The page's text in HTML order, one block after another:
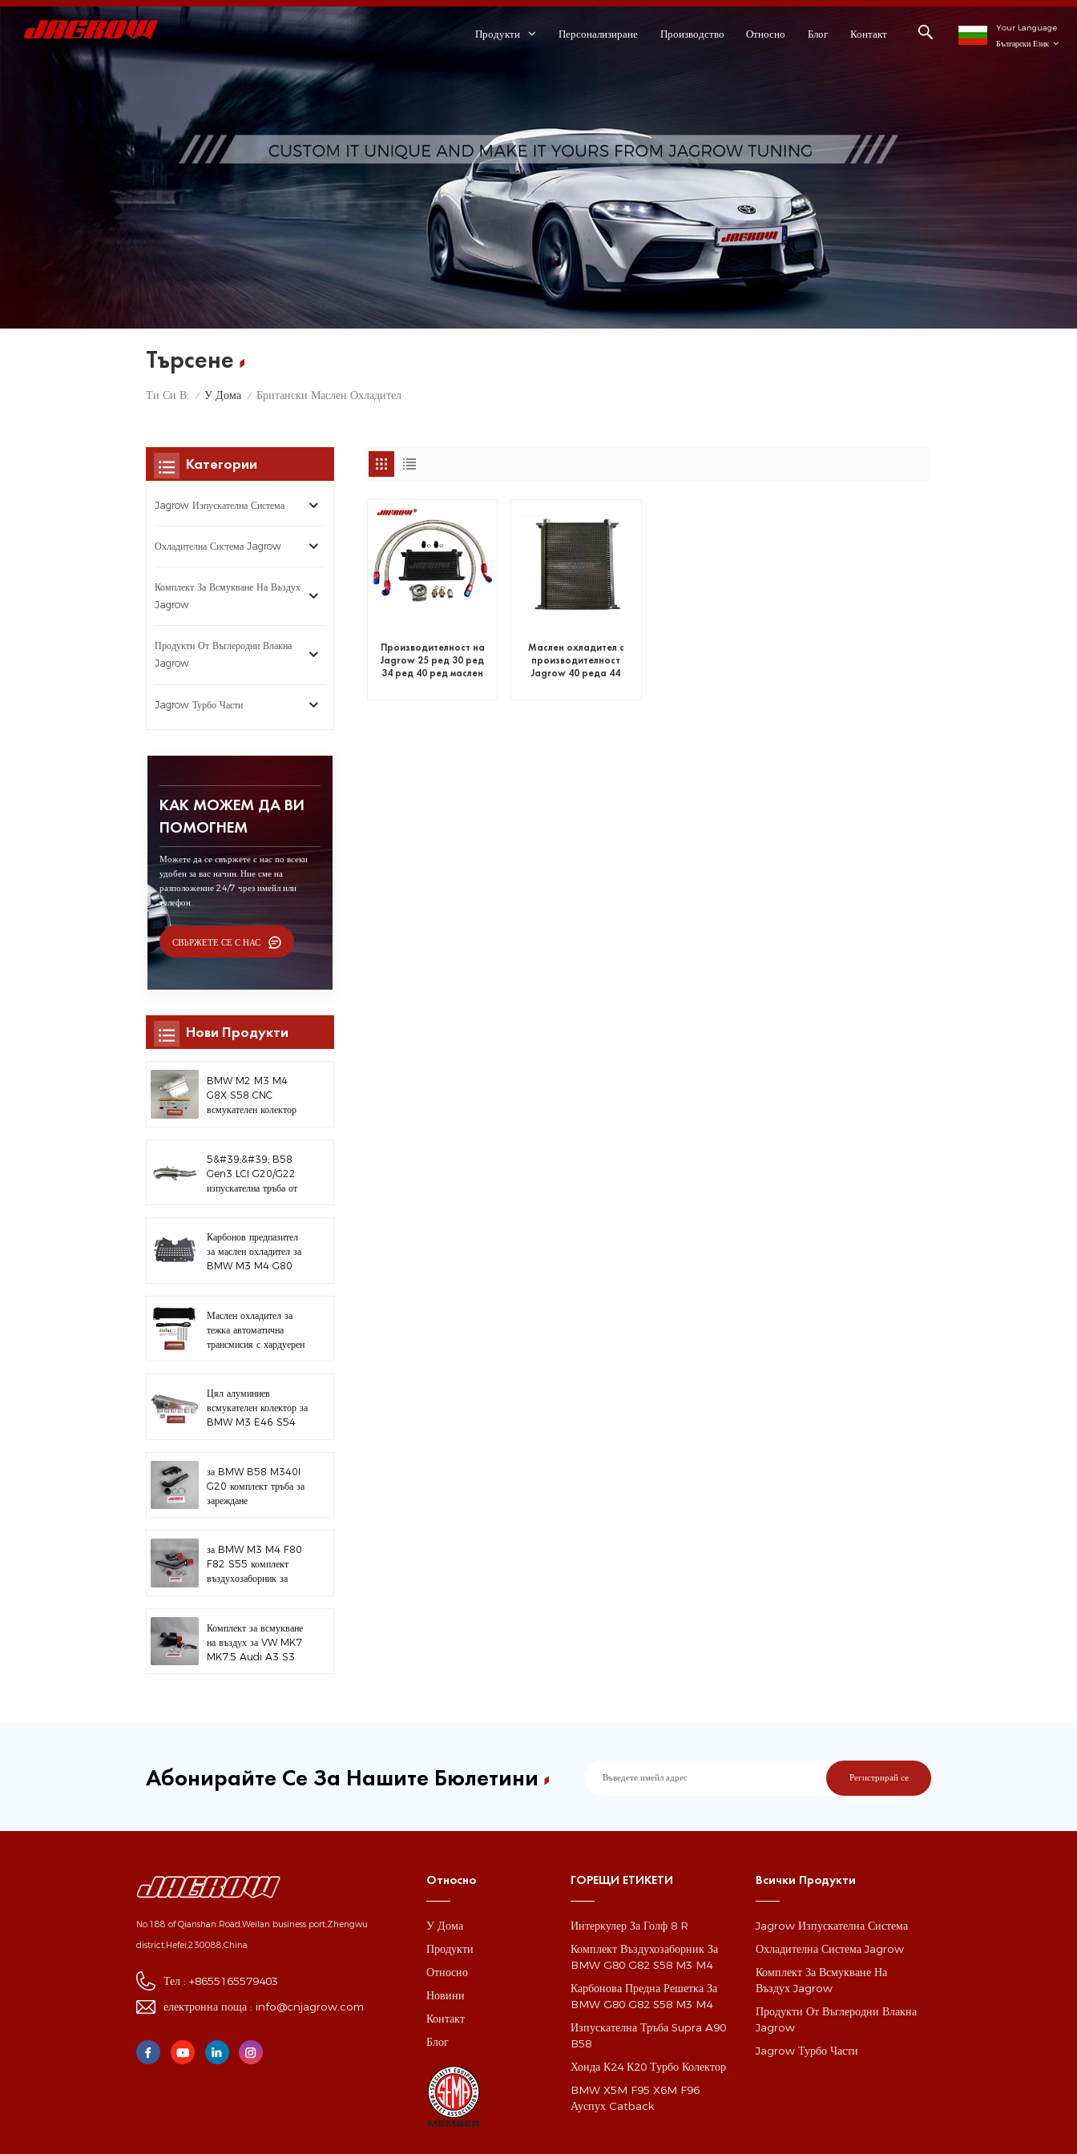
Your Language
Български Език
Продукти Персонализиране Производство Относно Блог Контакт
Търсене
Ти Си В: / У Дома / Британски Маслен Охладител
Производителност на
Jagrow 25 ред 30 ред
34 ред 40 ред маслен
Маслен охладител с
производителност
Jagrow 40 реда 44
Категории
Jagrow Изпускателна Система
Охладителна Система Jagrow
Комплект За Всмукване На Въздух
Jagrow
Продукти От Въглеродни Влакна
Jagrow
Jagrow Турбо Части
КАК МОЖЕМ ДА ВИ
ПОМОГНЕМ
Можете да се свържете с нас по всеки
удобен за вас начин. Ние сме на
разположение 24/7 чрез имейл или
телефон.
СВЪРЖЕТЕ СЕ С НАС
Нови Продукти
BMW M2 M3 M4
G8X S58 CNC
всмукателен колектор
5&#39;&#39; B58
Gen3 LCI G20/G22
изпускателна тръба от
Карбонов предпазител
за маслен охладител за
BMW M3 M4 G80
Маслен охладител за
тежка автоматична
трансмисия с хардуерен
Цял алуминиев
всмукателен колектор за
BMW M3 E46 S54
за BMW B58 M340I
G20 комплект тръба за
зареждане
за BMW M3 M4 F80
F82 S55 комплект
въздухозаборник за
Комплект за всмукване
на въздух за VW MK7
MK7.5 Audi A3 S3
Абонирайте Се За Нашите Бюлетини
No.188 of Qianshan Road,Weilan business port,Zhengwu
district,Hefei,230088,China
Тел :+8655165579403
електронна поща :info@cnjagrow.com
Относно
У Дома
Продукти
Относно
Новини
Контакт
Блог
ГОРЕЩИ ЕТИКЕТИ
Интеркулер За Голф 8 R
Комплект Въздухозаборник За
BMW G80 G82 S58 M3 M4
Карбонова Предна Решетка За
BMW G80 G82 S58 M3 M4
Изпускателна Тръба Supra A90
B58
Хонда К24 К20 Турбо Колектор
BMW X5M F95 X6M F96
Ауспух Catback
Всички Продукти
Jagrow Изпускателна Система
Охладителна Система Jagrow
Комплект За Всмукване На
Въздух Jagrow
Продукти От Въглеродни Влакна
Jagrow
Jagrow Турбо Части